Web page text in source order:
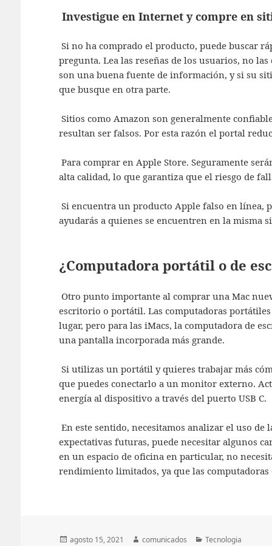
Investigue en Internet y compre en
Si no ha comprado el producto, puede buscar
pregunta. Lea las reseñas de los usuarios, no
son una buena fuente de información, y si su
que busque en otra parte.
Sitios como Amazon son generalmente
resultan ser falsos. Por esta razón el portal
Para comprar en Apple Store. Seguramente
alta calidad, lo que garantiza que el riesgo de
Si encuentra un producto Apple falso en línea,
ayudarás a quienes se encuentren en la misma
¿Computadora portátil o de
Otro punto importante al comprar una Mac
escritorio o portátil. Las computadoras
lugar, pero para las iMacs, la computadora de
una pantalla incorporada más grande.
Si utilizas un portátil y quieres trabajar más
que puedes conectarlo a un monitor externo.
energía al dispositivo a través del puerto USB C.
En este sentido, necesitamos analizar el uso
expectativas futuras, puede necesitar algunos
en un espacio de oficina en particular, no
rendimiento limitados, ya que las computadoras
Publicado
agosto 15, 2021 Autor
comunicados Categorías
Tecnologia